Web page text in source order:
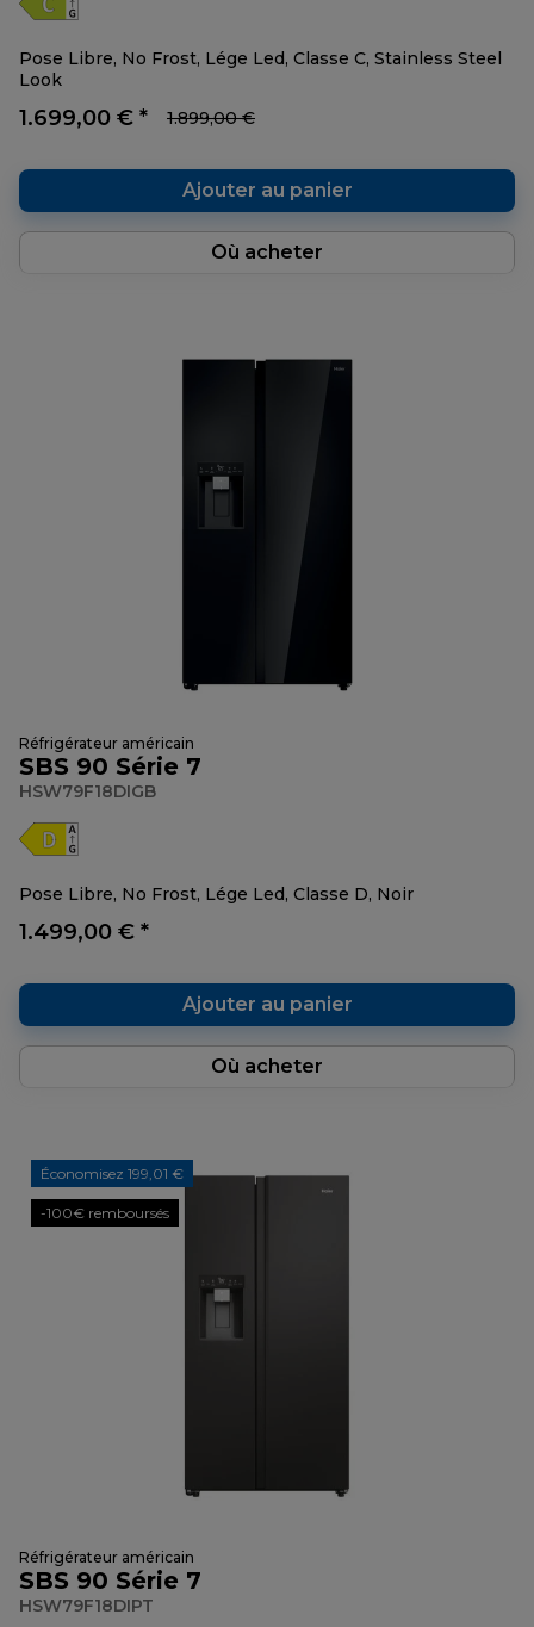
Pose Libre, No Frost, Lége Led, Classe C, Stainless Steel
Look
1.699,00 € * 1.899,00 €
Ajouter au panier
Où acheter
Réfrigérateur américain
SBS 90 Série 7
HSW79F18DIGB
Pose Libre, No Frost, Lége Led, Classe D, Noir
1.499,00 € *
Ajouter au panier
Où acheter
Économisez 199,01 €
-100€ remboursés
Réfrigérateur américain
SBS 90 Série 7
HSW79F18DIPT